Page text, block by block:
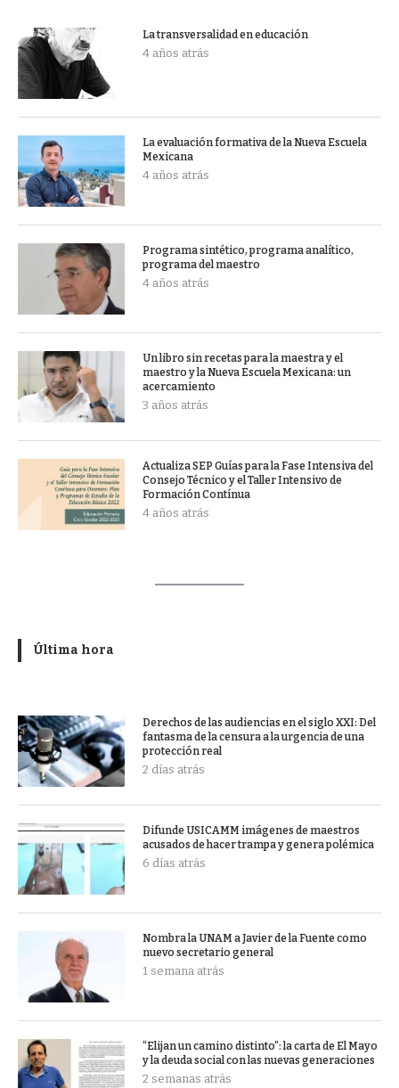
La transversalidad en educación
4 años atrás
La evaluación formativa de la Nueva Escuela
Mexicana
4 años atrás
Programa sintético, programa analítico,
programa del maestro
4 años atrás
Un libro sin recetas para la maestra y el
maestro y la Nueva Escuela Mexicana: un
acercamiento
3 años atrás
Actualiza SEP Guías para la Fase Intensiva del
Consejo Técnico y el Taller Intensivo de
Formación Contínua
4 años atrás
Última hora
Derechos de las audiencias en el siglo XXI: Del
fantasma de la censura a la urgencia de una
protección real
2 días atrás
Difunde USICAMM imágenes de maestros
acusados de hacer trampa y genera polémica
6 días atrás
Nombra la UNAM a Javier de la Fuente como
nuevo secretario general
1 semana atrás
“Elijan un camino distinto”: la carta de El Mayo
y la deuda social con las nuevas generaciones
2 semanas atrás